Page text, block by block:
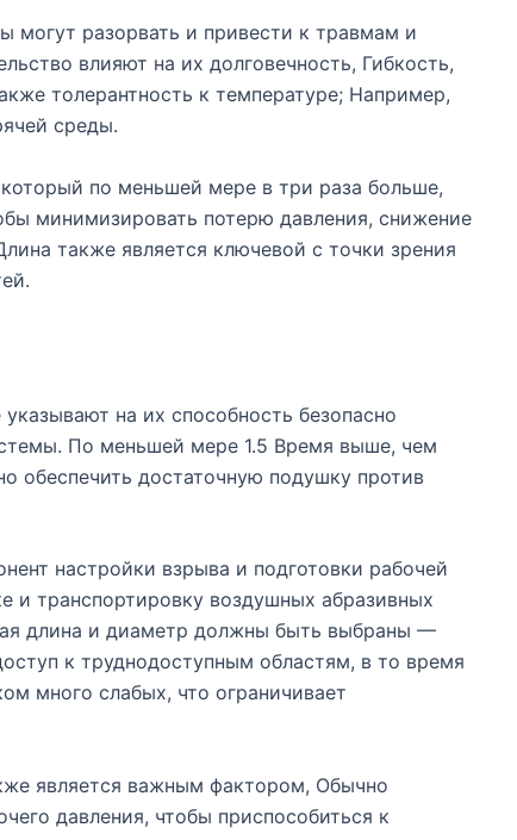
могут разорвать и привести к травмам и
влияют на их долговечность, Гибкость,
толерантность к температуре; Например,
среды.
по меньшей мере в три раза больше,
минимизировать потерю давления, снижение
также является ключевой с точки зрения
на их способность безопасно
По меньшей мере 1.5 Время выше, чем
обеспечить достаточную подушку против
настройки взрыва и подготовки рабочей
и транспортировку воздушных абразивных
длина и диаметр должны быть выбраны —
к труднодоступным областям, в то время
много слабых, что ограничивает
является важным фактором, Обычно
давления, чтобы приспособиться к